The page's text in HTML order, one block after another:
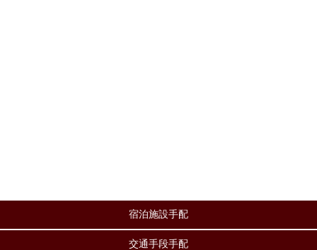
宿泊施設手配
交通手段手配